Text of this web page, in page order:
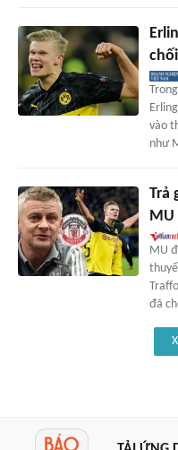
vào
như
Trả
MU
đã